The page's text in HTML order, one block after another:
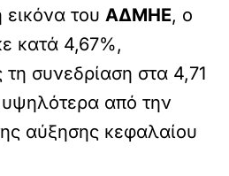
εικόνα τουΑΔΜΗΕ, ο
κατά 4,67%,
συνεδρίαση στα 4,71
από την
αύξησης κεφαλαίου